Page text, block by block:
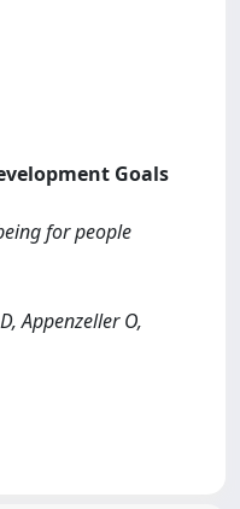
Goals
for people
Appenzeller O,